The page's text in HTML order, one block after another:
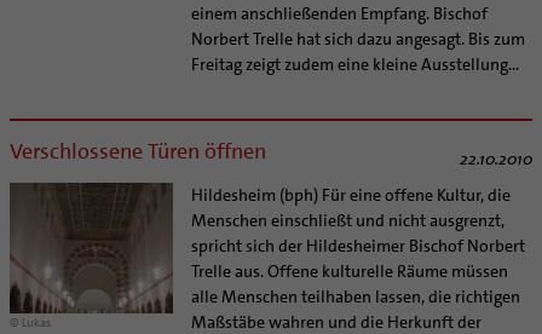
einem anschließenden Empfang. Bischof
Norbert Trelle hat sich dazu angesagt. Bis zum
Freitag zeigt zudem eine kleine Ausstellung...
Verschlossene Türen öffnen 22.10.2010
© Lukas
Hildesheim (bph) Für eine offene Kultur, die
Menschen einschließt und nicht ausgrenzt,
spricht sich der Hildesheimer Bischof Norbert
Trelle aus. Offene kulturelle Räume müssen
alle Menschen teilhaben lassen, die richtigen
Maßstäbe wahren und die Herkunft der